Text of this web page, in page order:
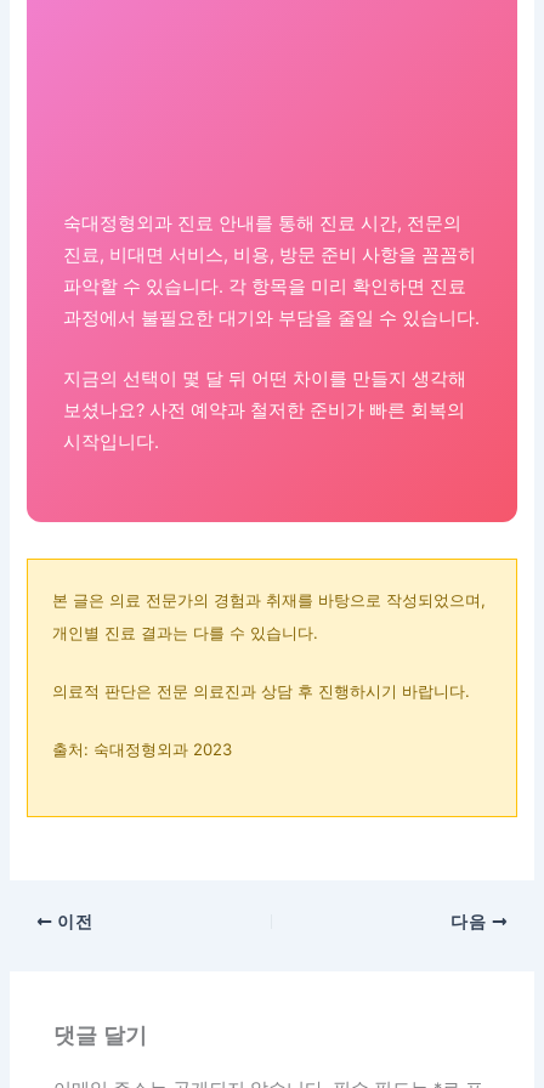
숙대정형외과 진료 안내를 통해 진료 시간, 전문의
진료, 비대면 서비스, 비용, 방문 준비 사항을 꼼꼼히
파악할 수 있습니다. 각 항목을 미리 확인하면 진료
과정에서 불필요한 대기와 부담을 줄일 수 있습니다.
지금의 선택이 몇 달 뒤 어떤 차이를 만들지 생각해
보셨나요? 사전 예약과 철저한 준비가 빠른 회복의
시작입니다.
본 글은 의료 전문가의 경험과 취재를 바탕으로 작성되었으며,
개인별 진료 결과는 다를 수 있습니다.
의료적 판단은 전문 의료진과 상담 후 진행하시기 바랍니다.
출처: 숙대정형외과 2023
이전 다음
댓글 달기